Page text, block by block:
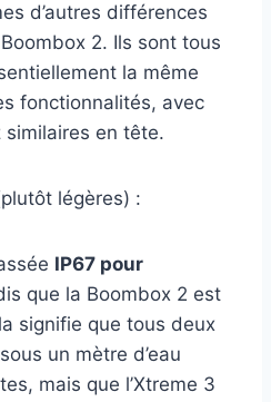
d’autres différences
2. Ils sont tous
la même
fonctionnalités, avec
en tête.
légères) :
IP67 pour
que la Boombox 2 est
signifie que tous deux
un mètre d’eau
mais que l’Xtreme 3